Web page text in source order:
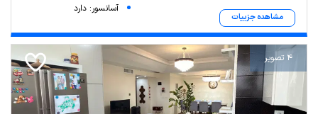
مشاهده جزییات
آسانسور: دارد
4 تصویر